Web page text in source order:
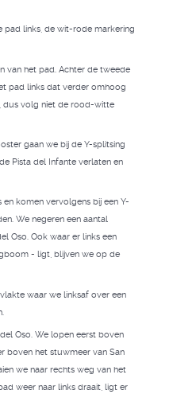
pad links, de wit-rode markering
van het pad. Achter de tweede
pad links dat verder omhoog
dus volg niet de rood-witte
gaan we bij de Y-splitsing
Pista del Infante verlaten en
komen vervolgens bij een Y-
We negeren een aantal
Oso. Ook waar er links een
- ligt, blijven we op de
waar we linksaf over een
Oso. We lopen eerst boven
boven het stuwmeer van San
we naar rechts weg van het
weer naar links draait, ligt er